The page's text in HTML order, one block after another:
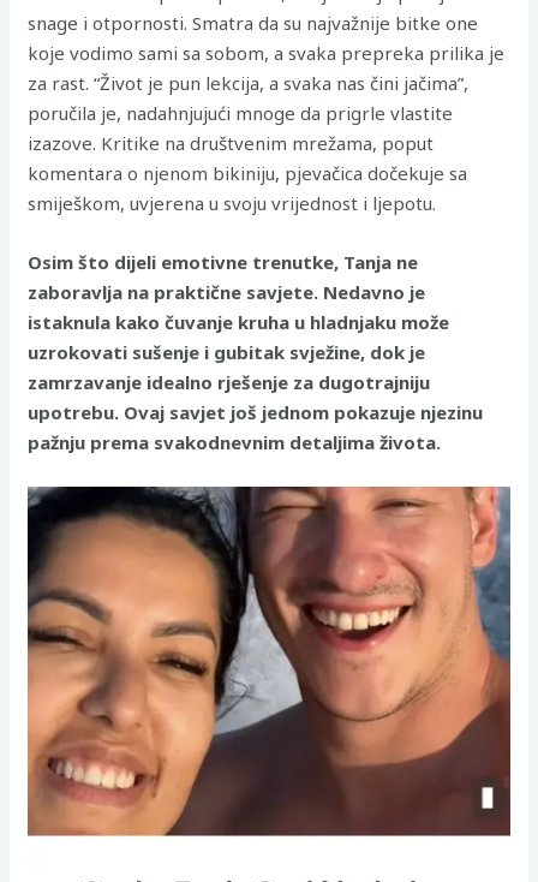
snage i otpornosti. Smatra da su najvažnije bitke one
koje vodimo sami sa sobom, a svaka prepreka prilika je
za rast. “Život je pun lekcija, a svaka nas čini jačima”,
poručila je, nadahnjujući mnoge da prigrle vlastite
izazove. Kritike na društvenim mrežama, poput
komentara o njenom bikiniju, pjevačica dočekuje sa
smiješkom, uvjerena u svoju vrijednost i ljepotu.
Osim što dijeli emotivne trenutke, Tanja ne
zaboravlja na praktične savjete. Nedavno je
istaknula kako čuvanje kruha u hladnjaku može
uzrokovati sušenje i gubitak svježine, dok je
zamrzavanje idealno rješenje za dugotrajniju
upotrebu. Ovaj savjet još jednom pokazuje njezinu
pažnju prema svakodnevnim detaljima života.